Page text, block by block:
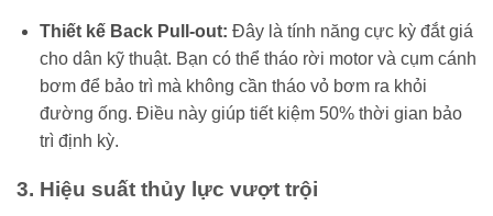
Thiết kế Back Pull-out: Đây là tính năng cực kỳ đắt giá
cho dân kỹ thuật. Bạn có thể tháo rời motor và cụm cánh
bơm để bảo trì mà không cần tháo vỏ bơm ra khỏi
đường ống. Điều này giúp tiết kiệm 50% thời gian bảo
trì định kỳ.
3. Hiệu suất thủy lực vượt trội